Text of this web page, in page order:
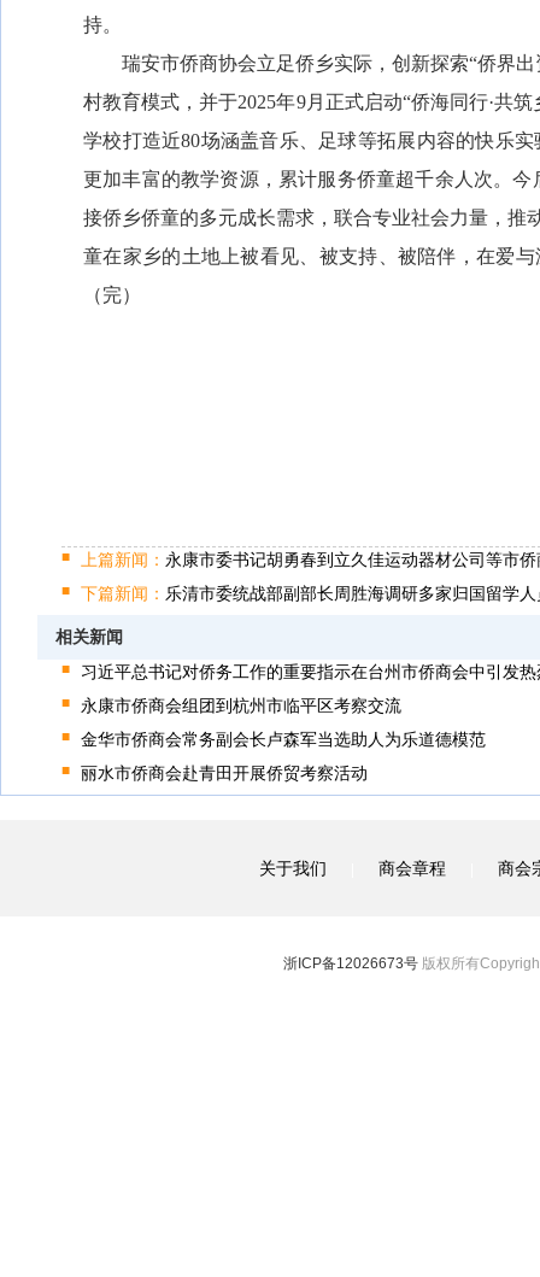
持。
瑞安市侨商协会立足侨乡实际，创新探索“侨界出
村教育模式，并于2025年9月正式启动“侨海同行·共
学校打造近80场涵盖音乐、足球等拓展内容的快乐
更加丰富的教学资源，累计服务侨童超千余人次。
接侨乡侨童的多元成长需求，联合专业社会力量，推
童在家乡的土地上被看见、被支持、被陪伴，在爱
（完）
上篇新闻： 永康市委书记胡勇春到立久佳运动器材公司等市
下篇新闻： 乐清市委统战部副部长周胜海调研多家归国留学
相关新闻
习近平总书记对侨务工作的重要指示在台州市侨商会中引发
永康市侨商会组团到杭州市临平区考察交流
金华市侨商会常务副会长卢森军当选助人为乐道德模范
丽水市侨商会赴青田开展侨贸考察活动
关于我们 商会章程 商会
浙ICP备12026673号 版权所有